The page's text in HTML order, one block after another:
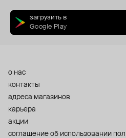
загрузить в
Google Play
о нас
контакты
адреса магазинов
карьера
акции
cоглашение об использовании